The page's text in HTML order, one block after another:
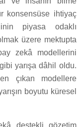
konsensüse ihtiyaç
piyasa odaklı
üzere mektupta
zekâ modellerini
yarışa dâhil oldu.
çıkan modellere
boyutu küresel